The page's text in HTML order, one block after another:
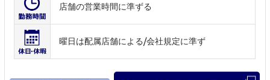
店舗の営業時間に準ずる
曜日は配属店舗による/会社規定に準ず